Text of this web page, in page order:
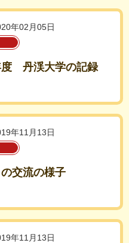
年02月05日
度 丹渓大学の記録
年11月13日
交流の様子
年11月13日